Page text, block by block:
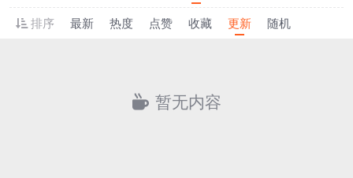
排序
最新 热度 点赞 收藏 更新 随机
暂无内容